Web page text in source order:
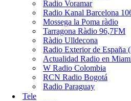
Radio Voramar
Radio Kanal Barcelona
Mossega la Poma ràdio
Tarragona Ràdio 96,7FM
Ràdio Ulldecona
Radio Exterior de España
Actualidad Radio en
W Radio Colombia
RCN Radio Bogotá
Radio Paraguay
Tele